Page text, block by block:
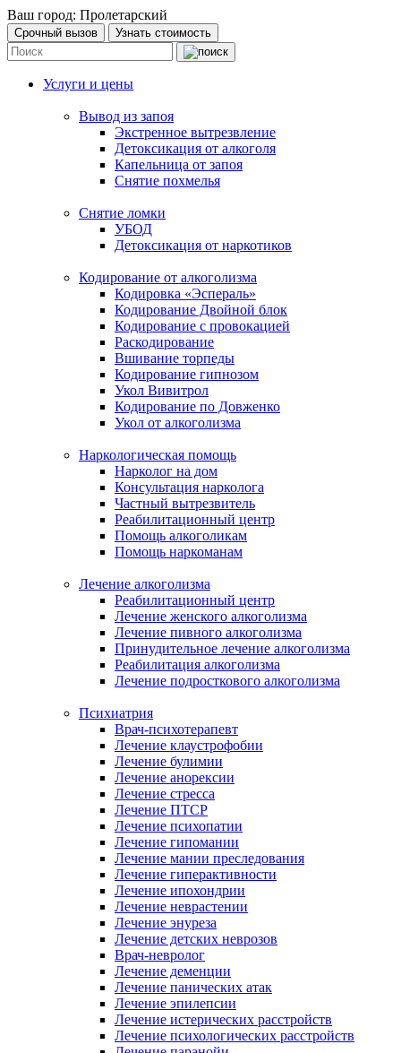
Ваш город: Пролетарский
Срочный вызов Узнать стоимость
Услуги и цены
Вывод из запоя
Экстренное вытрезвление
Детоксикация от алкоголя
Капельница от запоя
Снятие похмелья
Снятие ломки
УБОД
Детоксикация от наркотиков
Кодирование от алкоголизма
Кодировка «Эспераль»
Кодирование Двойной блок
Кодирование с провокацией
Раскодирование
Вшивание торпеды
Кодирование гипнозом
Укол Вивитрол
Кодирование по Довженко
Укол от алкоголизма
Наркологическая помощь
Нарколог на дом
Консультация нарколога
Частный вытрезвитель
Реабилитационный центр
Помощь алкоголикам
Помощь наркоманам
Лечение алкоголизма
Реабилитационный центр
Лечение женского алкоголизма
Лечение пивного алкоголизма
Принудительное лечение алкоголизма
Реабилитация алкоголизма
Лечение подросткового алкоголизма
Психиатрия
Врач-психотерапевт
Лечение клаустрофобии
Лечение булимии
Лечение анорексии
Лечение стресса
Лечение ПТСР
Лечение психопатии
Лечение гипомании
Лечение мании преследования
Лечение гиперактивности
Лечение ипохондрии
Лечение неврастении
Лечение энуреза
Лечение детских неврозов
Врач-невролог
Лечение деменции
Лечение панических атак
Лечение эпилепсии
Лечение истерических расстройств
Лечение психологических расстройств